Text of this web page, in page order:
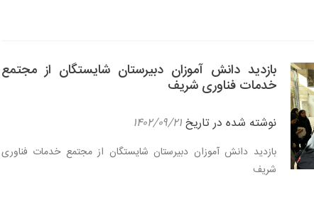
بازدید دانش آموزان دبیرستان شایستگان از مجتمع
خدمات فناوری شریف
نوشته شده در تاریخ۱۴۰۲/۰۹/۲۱
بازدید دانش آموزان دبیرستان شایستگان از مجتمع خدمات فناوری
شریف